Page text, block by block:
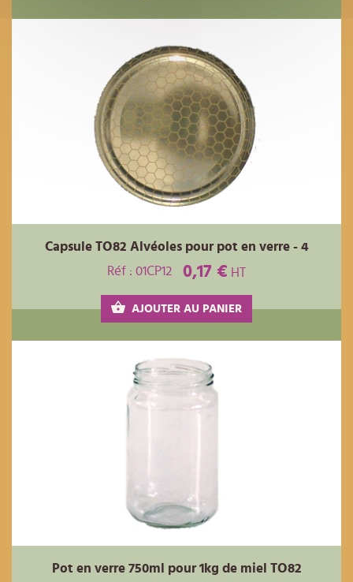
Capsule TO82 Alvéoles pour pot en verre - 4
Réf : 01CP12
0,17 € HT
AJOUTER AU PANIER
Pot en verre 750ml pour 1kg de miel TO82